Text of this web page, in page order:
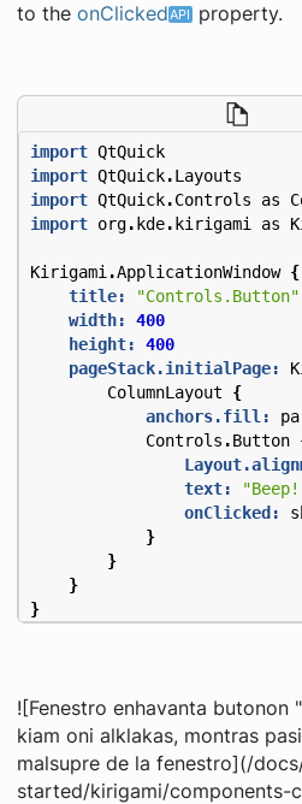
to the onClicked property.
import QtQuick
import QtQuick.Layouts
import QtQuick.Controls as
import org. kde. kirigami as
Kirigami .ApplicationWindow {
title:
"Controls.Button"
width:
400
height:
400
pageStack.initialPage:
ColumnLayout
{
anchors.fill:
Controls .Button
text:
onClicked:
}
}
}
}
![Fenestro enhavanta butonon
kiam oni alklakas, montras
malsupre de la fenestro](/
started/kirigami/components-